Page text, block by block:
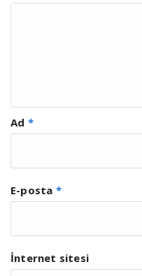
Ad *
E-posta *
İnternet sitesi